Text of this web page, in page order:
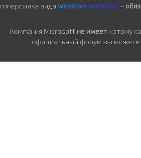
гиперсылка вида windows-school.ru –
Компания Microsoft не имеет к этому
официальный форум вы можете